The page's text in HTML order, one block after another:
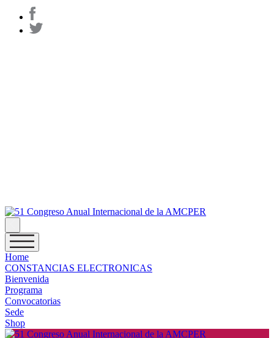
Home
CONSTANCIAS ELECTRONICAS
Bienvenida
Programa
Convocatorias
Sede
Shop